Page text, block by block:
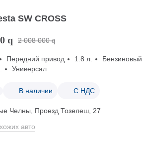
SW CROSS
q 2 008 000 q
Передний привод 1.8 л.
Бензиновый
Универсал
В наличии С НДС
Челны, Проезд ​Тозелеш, 27
авто